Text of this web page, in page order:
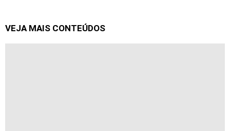
VEJA MAIS CONTEÚDOS